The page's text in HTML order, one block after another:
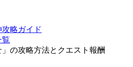
略ガイド
覧
」の攻略方法とクエスト報酬